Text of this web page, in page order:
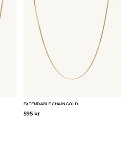
EXTENDABLE CHAIN GOLD
595 kr